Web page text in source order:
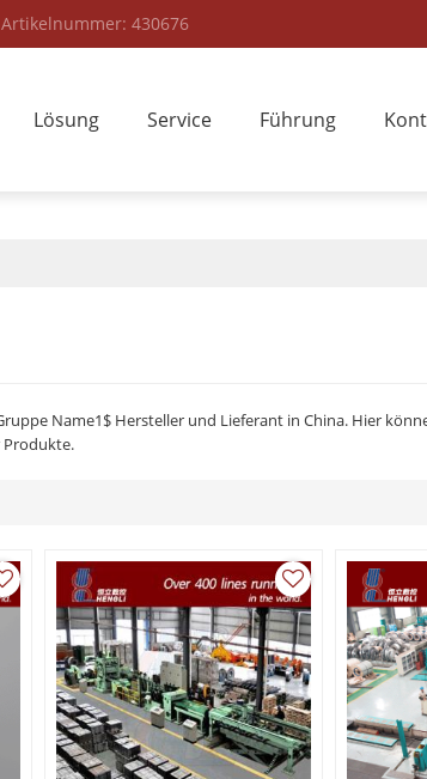
Artikelnummer: 430676
Lösung Service Führung
Name1$ Hersteller und Lieferant in China. Hier
Produkte.